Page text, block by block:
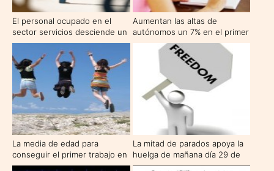
El personal ocupado en el
sector servicios desciende un
-3,4% este enero
Aumentan las altas de
autónomos un 7% en el primer
trimestre de 2010
La media de edad para
conseguir el primer trabajo en
España es a los 23 años
La mitad de parados apoya la
huelga de mañana día 29 de
septiembre